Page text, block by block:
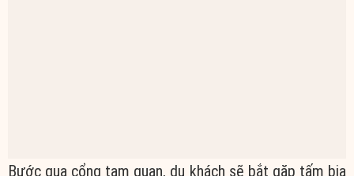
được xem là một báu vật độc đáo của chùa Đọi. Tấm